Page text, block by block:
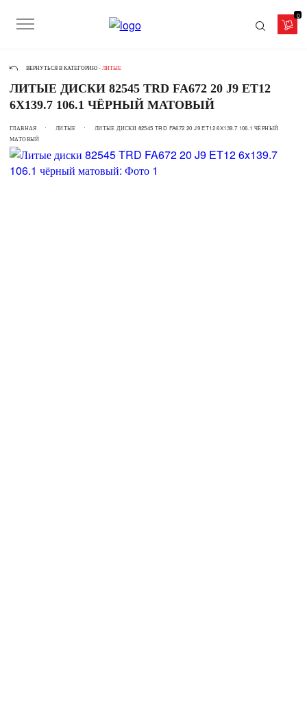
0
ВЕРНУТЬСЯ В КАТЕГОРИЮ - ЛИТЫЕ
ЛИТЫЕ ДИСКИ 82545 TRD FA672 20 J9 ET12
6X139.7 106.1 ЧЁРНЫЙ МАТОВЫЙ
ГЛАВНАЯ ЛИТЫЕ
ЛИТЫЕ ДИСКИ 82545 TRD FA672 20 J9 ET12 6X139.7 106.1 ЧЁРНЫЙ
МАТОВЫЙ